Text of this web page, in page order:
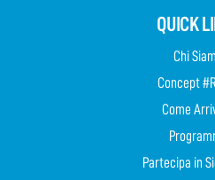
QUICK
Chi
Concept
Come
Partecipa in